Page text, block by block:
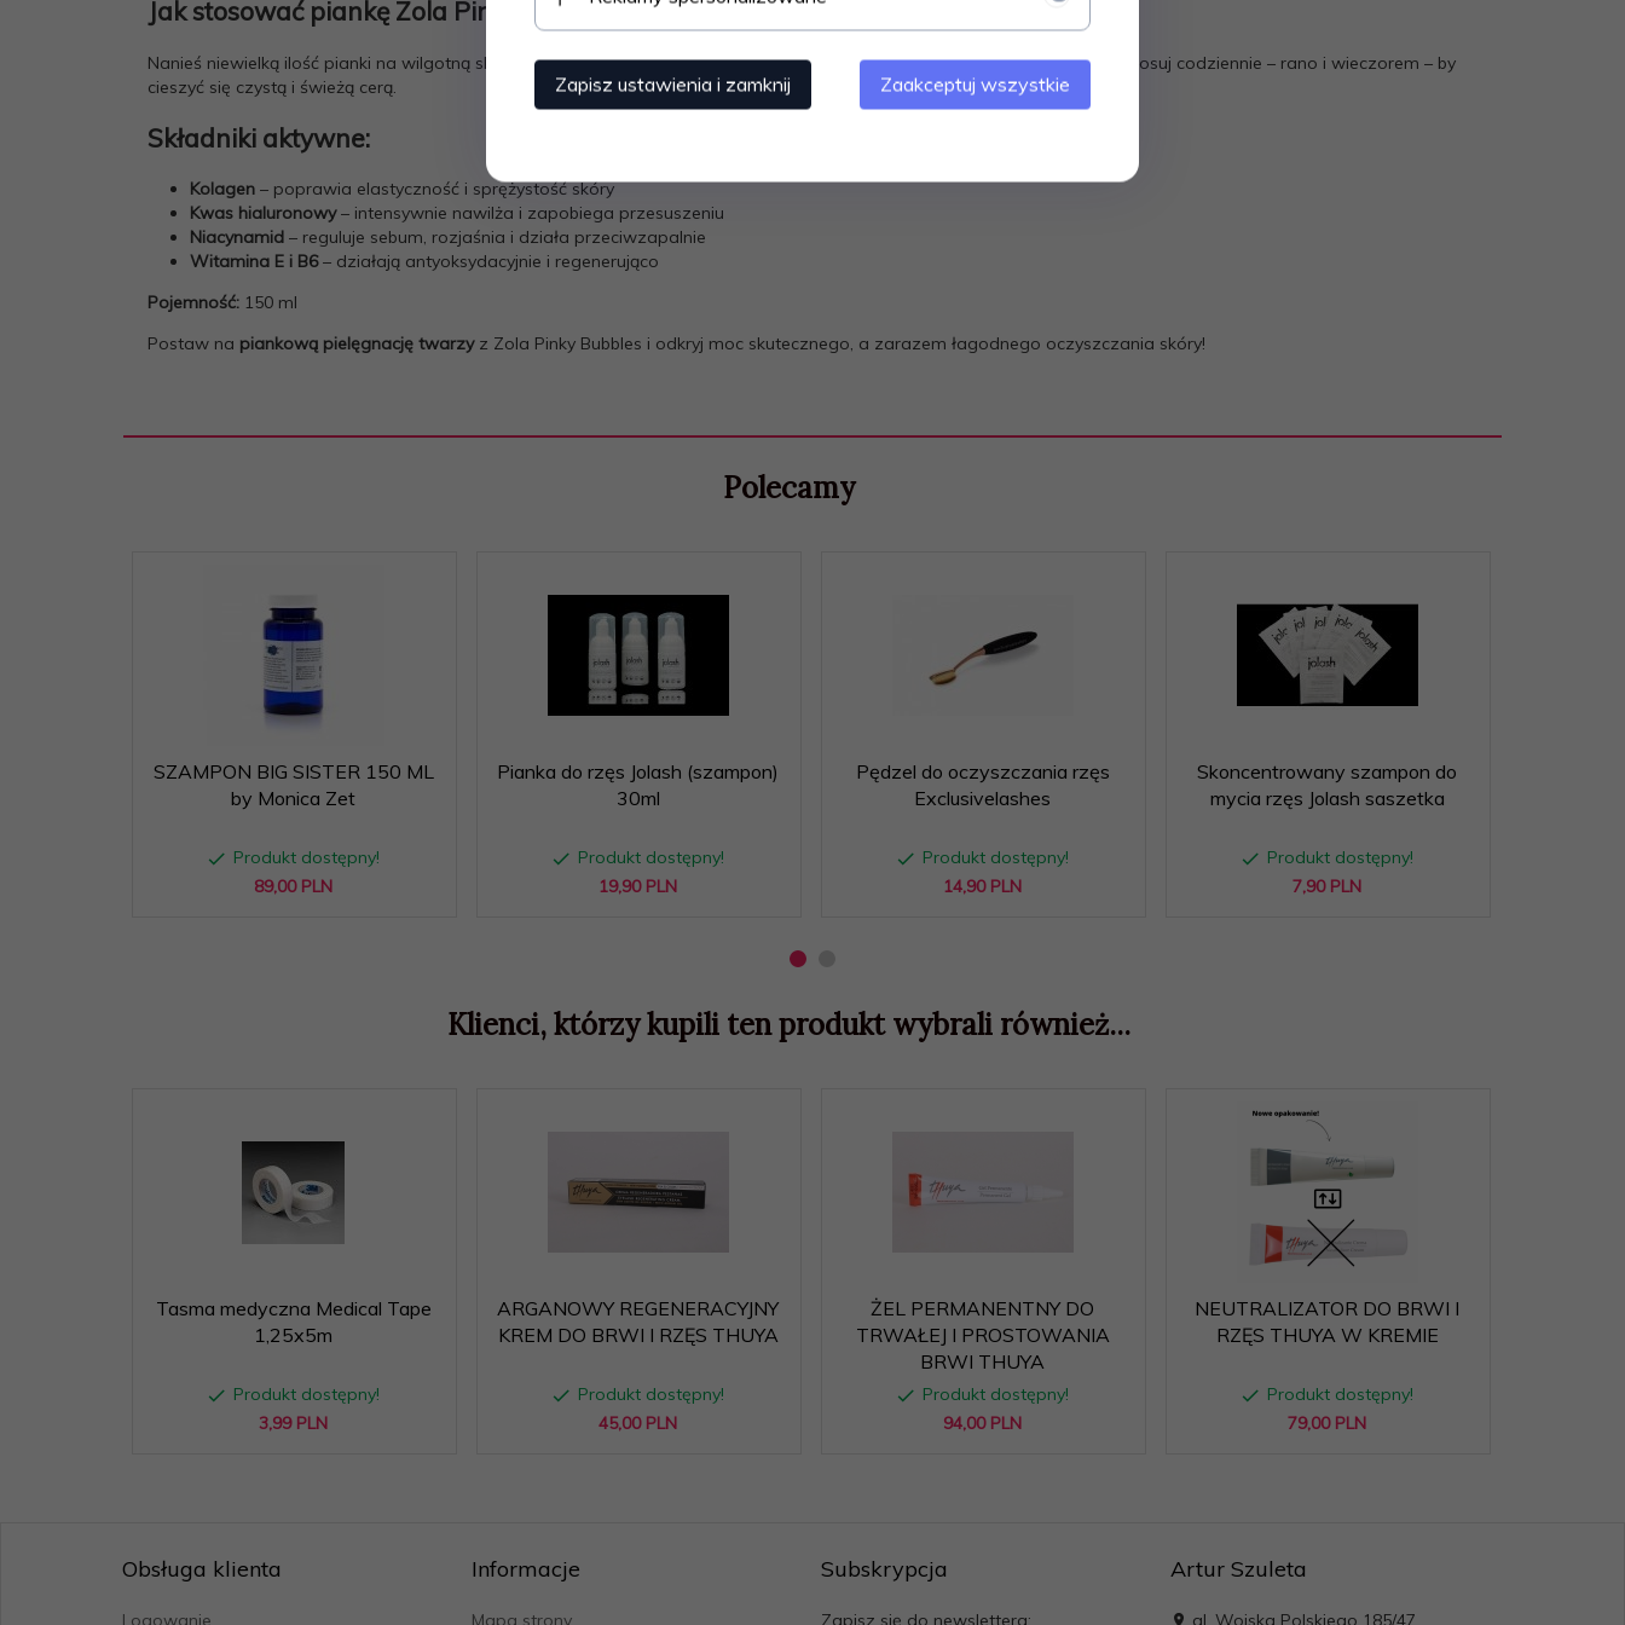
Jak stosować piankę Zola Pinky Bubbles?
Nanieś niewielką ilość pianki na wilgotną skórę twarzy. Masuj delikatnie kolistymi ruchami, a następnie spłucz letnią wodą. Stosuj codziennie – rano i wieczorem – by
cieszyć się czystą i świeżą cerą.
Składniki aktywne:
Kolagen – poprawia elastyczność i sprężystość skóry
Kwas hialuronowy – intensywnie nawilża i zapobiega przesuszeniu
Niacynamid – reguluje sebum, rozjaśnia i działa przeciwzapalnie
Witamina E i B6 – działają antyoksydacyjnie i regenerująco
Pojemność: 150 ml
Postaw na piankową pielęgnację twarzy z Zola Pinky Bubbles i odkryj moc skutecznego, a zarazem łagodnego oczyszczania skóry!
Polecamy
SZAMPON BIG SISTER 150 ML
by Monica Zet
Produkt dostępny!
89,00 PLN
Pianka do rzęs Jolash (szampon)
30ml
Produkt dostępny!
19,90 PLN
Pędzel do oczyszczania rzęs
Exclusivelashes
Produkt dostępny!
14,90 PLN
Skoncentrowany szampon do
mycia rzęs Jolash saszetka
Produkt dostępny!
7,90 PLN
Klienci, którzy kupili ten produkt wybrali również...
Tasma medyczna Medical Tape
1,25x5m
Produkt dostępny!
3,99 PLN
ARGANOWY REGENERACYJNY
KREM DO BRWI I RZĘS THUYA
Produkt dostępny!
45,00 PLN
ŻEL PERMANENTNY DO
TRWAŁEJ I PROSTOWANIA
BRWI THUYA
Produkt dostępny!
94,00 PLN
NEUTRALIZATOR DO BRWI I
RZĘS THUYA W KREMIE
Produkt dostępny!
79,00 PLN
Obsługa klienta
Logowanie
Informacje
Mapa strony
Subskrypcja
Zapisz się do newslettera:
Artur Szuleta
al. Wojska Polskiego 185/47
Zapisz ustawienia i zamknij Zaakceptuj wszystkie